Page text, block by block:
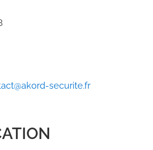
securite.fr